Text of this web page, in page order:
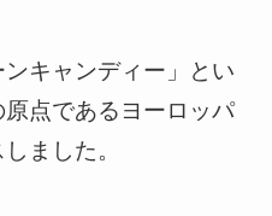
キャンディー」とい
点であるヨーロッパ
ました。